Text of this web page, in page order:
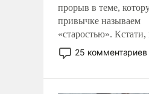
прорыв в теме,
привычке называем
«старостью». Кстати,
то это уже стараются
использовать – так
25 комментариев